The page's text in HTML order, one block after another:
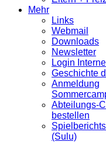
Mehr
Links
Webmail
Downloads
Newsletter
Login
Geschichte
Anmeldung
Abteilungs-
bestellen
(Sulu)